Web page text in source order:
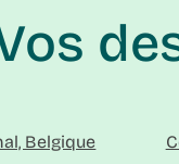
Vos
Belgique